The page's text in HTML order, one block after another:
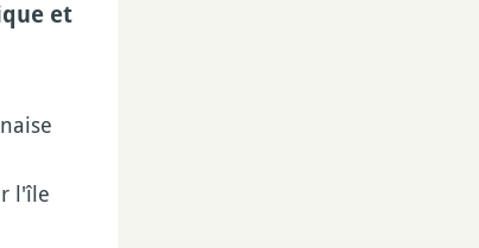
et
l'île